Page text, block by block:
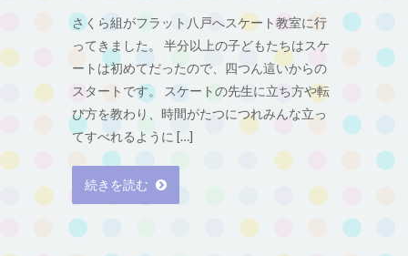
さくら組がフラット八戸へスケート教室に行
ってきました。 半分以上の子どもたちはスケ
ートは初めてだったので、四つん這いからの
スタートです。 スケートの先生に立ち方や転
び方を教わり、時間がたつにつれみんな立っ
てすべれるように […]
続きを読む